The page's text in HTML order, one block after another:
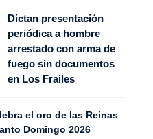
Dictan presentación
periódica a hombre
arrestado con arma de
fuego sin documentos
en Los Frailes
el oro de las Reinas
Domingo 2026